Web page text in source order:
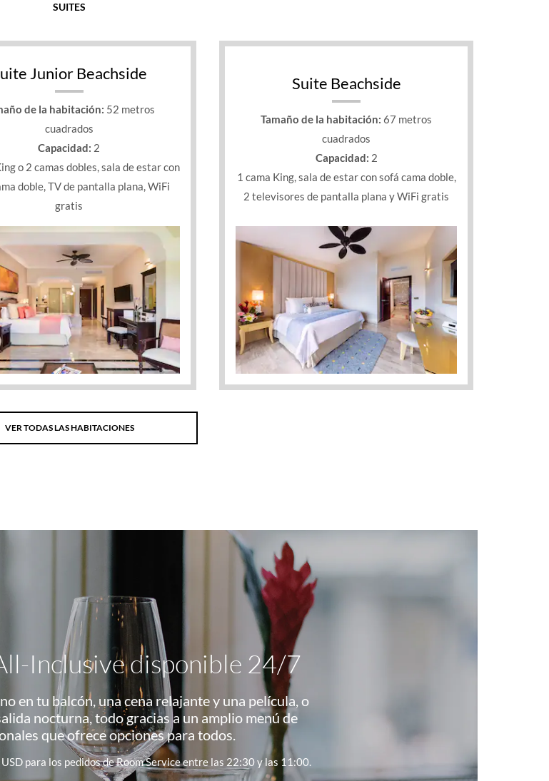
SUITES
Junior Beachside
de la habitación: 52 metros
cuadrados
Capacidad: 2
o 2 camas dobles, sala de estar con
doble, TV de pantalla plana, WiFi
gratis
Suite Beachside
Tamaño de la habitación: 67 metros
cuadrados
Capacidad: 2
1 cama King, sala de estar con sofá cama doble,
2 televisores de pantalla plana y WiFi gratis
VER TODAS LAS HABITACIONES
Inclusive disponible 24/7
en tu balcón, una cena relajante y una película, o
nocturna, todo gracias a un amplio menú de
que ofrece opciones para todos.
para los pedidos de Room Service entre las 22:30 y las 11:00.